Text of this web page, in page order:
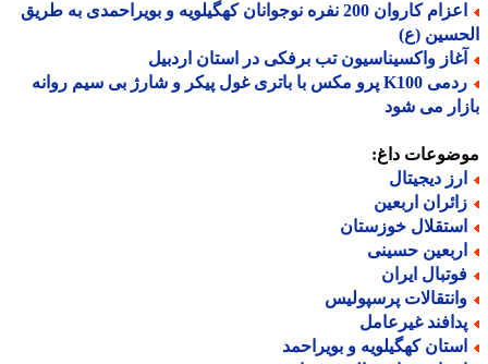
اعزام کاروان 200 نفره نوجوانان کهگیلویه و بویراحمدی به طریق
(ع)
واکسیناسیون تب برفکی در استان اردبیل
ردمی K100 پرو مکس با باتری غول پیکر و شارژ بی سیم روانه
می شود
داغ:
دیجیتال
اربعین
خوزستان
حسینی
ایران
پرسپولیس
غیرعامل
کهگیلویه و بویراحمد